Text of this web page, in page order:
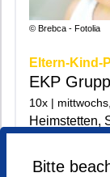
© Brebca - Fotolia
Eltern-Kind-
EKP
10x |
Heimstetten,
Bitte